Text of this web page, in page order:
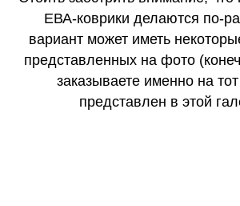
ЕВА-коврики делаются по-
вариант может иметь
представленных на фото
заказываете именно на
представлен в этой